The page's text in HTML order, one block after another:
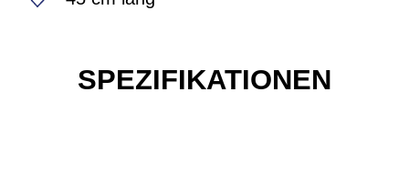
SPEZIFIKATIONEN